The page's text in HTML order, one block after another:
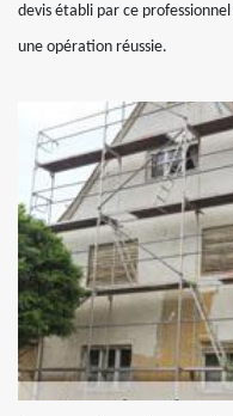
devis établi par ce
une opération réussie.